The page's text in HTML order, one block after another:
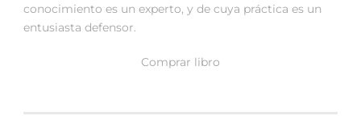
conocimiento es un experto, y de cuya práctica es un
entusiasta defensor.
Comprar libro